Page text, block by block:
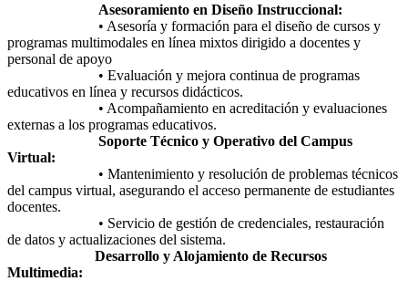
Asesoramiento en Diseño Instruccional:
• Asesoría y formación para el diseño de cursos y
programas multimodales en línea mixtos dirigido a docentes y
personal de apoyo
• Evaluación y mejora continua de programas
educativos en línea y recursos didácticos.
• Acompañamiento en acreditación y evaluaciones
externas a los programas educativos.
Soporte Técnico y Operativo del Campus
Virtual:
• Mantenimiento y resolución de problemas técnicos
del campus virtual, asegurando el acceso permanente de estudiantes
docentes.
• Servicio de gestión de credenciales, restauración
de datos y actualizaciones del sistema.
Desarrollo y Alojamiento de Recursos
Multimedia: